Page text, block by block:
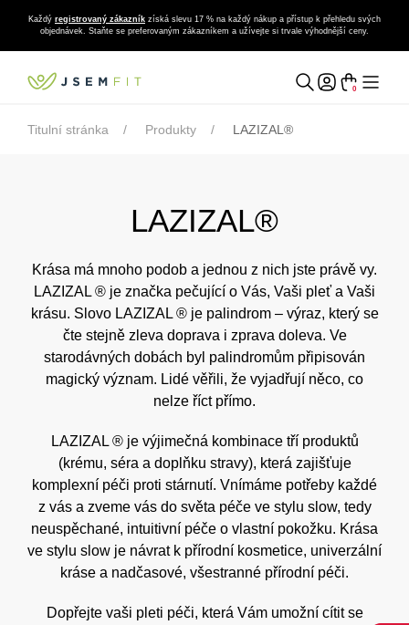
Každý registrovaný zákazník získá slevu 17 % na každý nákup a přístup k přehledu svých
objednávek. Staňte se preferovaným zákazníkem a užívejte si trvale výhodnější ceny.
0
Titulní stránka Produkty LAZIZAL®
LAZIZAL®
Krása má mnoho podob a jednou z nich jste právě vy.
LAZIZAL ® je značka pečující o Vás, Vaši pleť a Vaši
krásu. Slovo LAZIZAL ® je palindrom – výraz, který se
čte stejně zleva doprava i zprava doleva. Ve
starodávných dobách byl palindromům připisován
magický význam. Lidé věřili, že vyjadřují něco, co
nelze říct přímo.
LAZIZAL ® je výjimečná kombinace tří produktů
(krému, séra a doplňku stravy), která zajišťuje
komplexní péči proti stárnutí. Vnímáme potřeby každé
z vás a zveme vás do světa péče ve stylu slow, tedy
neuspěchané, intuitivní péče o vlastní pokožku. Krása
ve stylu slow je návrat k přírodní kosmetice, univerzální
kráse a nadčasové, všestranné přírodní péči.
Dopřejte vaši pleti péči, která Vám umožní cítit se